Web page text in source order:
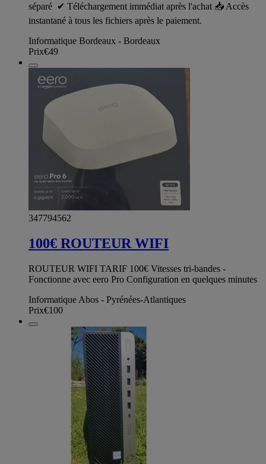
séparé ✔ Téléchargement immédiat après l'achat 📥 Accès
instantané à tous les fichiers après le paiement.
Informatique Bordeaux - Bordeaux
Prix€49
347794562
100€ ROUTEUR WIFI
ROUTEUR WIFI TARIF 100€ Vitesses tri-bandes -
Fonctionne avec eero Pro Configuration en quelques minutes
Informatique Abos - Pyrénées-Atlantiques
Prix€100